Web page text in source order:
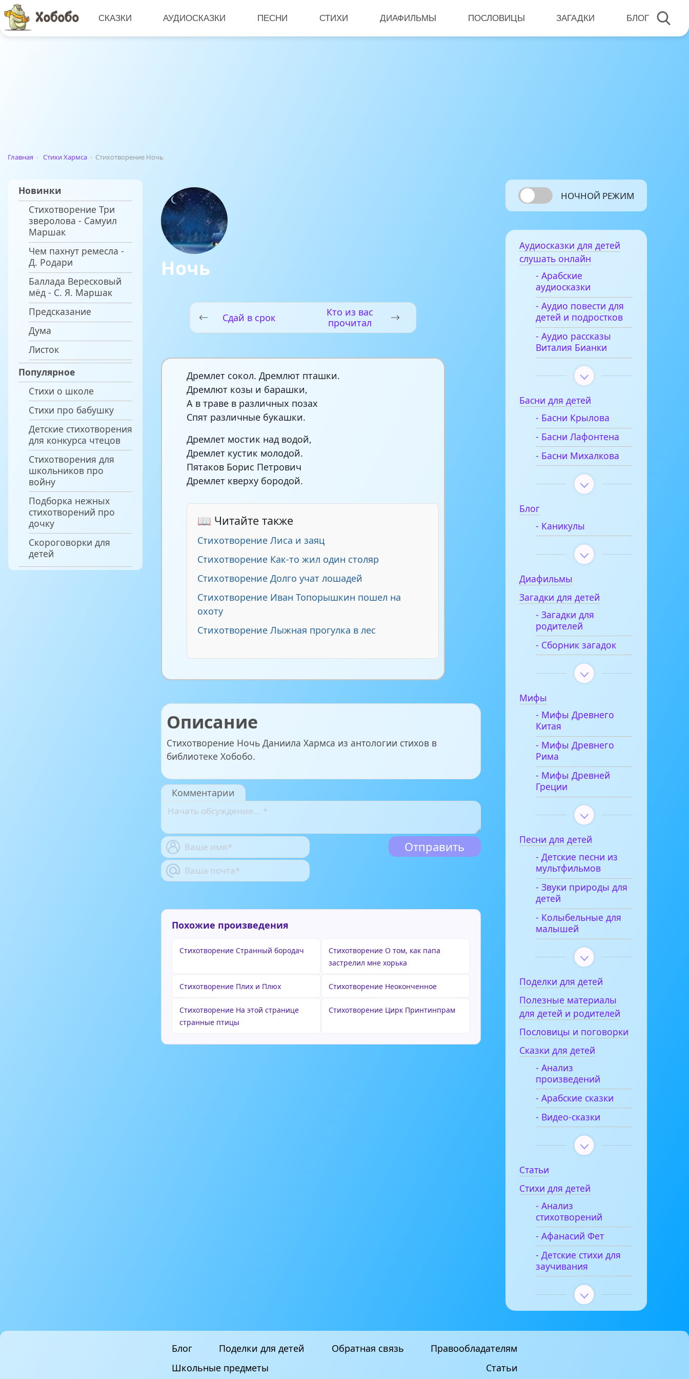
СКАЗКИ АУДИОСКАЗКИ ПЕСНИ СТИХИ ДИАФИЛЬМЫ ПОСЛОВИЦЫ ЗАГАДКИ БЛОГ
Главная › Стихи Хармса › Стихотворение Ночь
Новинки
Стихотворение Три
зверолова - Самуил
Маршак
Чем пахнут ремесла -
Д. Родари
Баллада Вересковый
мёд - С. Я. Маршак
Предсказание
Дума
Листок
Популярное
Стихи о школе
Стихи про бабушку
Детские стихотворения
для конкурса чтецов
Стихотворения для
школьников про
войну
Подборка нежных
стихотворений про
дочку
Скороговорки для
детей
Ночь
Сдай в срок
Кто из вас
прочитал
Дремлет сокол. Дремлют пташки.
Дремлют козы и барашки,
А в траве в различных позах
Спят различные букашки.
Дремлет мостик над водой,
Дремлет кустик молодой.
Пятаков Борис Петрович
Дремлет кверху бородой.
📖 Читайте также
Стихотворение Лиса и заяц
Стихотворение Как-то жил один столяр
Стихотворение Долго учат лошадей
Стихотворение Иван Топорышкин пошел на
охоту
Стихотворение Лыжная прогулка в лес
Описание
Стихотворение Ночь Даниила Хармса из антологии стихов в
библиотеке Хобобо.
Комментарии
Похожие произведения
Стихотворение Странный бородач
Стихотворение О том, как папа
застрелил мне хорька
Стихотворение Плих и Плюх Стихотворение Неоконченное
Стихотворение На этой странице
странные птицы
Стихотворение Цирк Принтинпрам
НОЧНОЙ РЕЖИМ
Аудиосказки для детей
слушать онлайн
- Арабские
аудиосказки
- Аудио повести для
детей и подростков
- Аудио рассказы
Виталия Бианки
Басни для детей
- Басни Крылова
- Басни Лафонтена
- Басни Михалкова
Блог
- Каникулы
Диафильмы
Загадки для детей
- Загадки для
родителей
- Сборник загадок
Мифы
- Мифы Древнего
Китая
- Мифы Древнего
Рима
- Мифы Древней
Греции
Песни для детей
- Детские песни из
мультфильмов
- Звуки природы для
детей
- Колыбельные для
малышей
Поделки для детей
Полезные материалы
для детей и родителей
Пословицы и поговорки
Сказки для детей
- Анализ
произведений
- Арабские сказки
- Видео-сказки
Статьи
Стихи для детей
- Анализ
стихотворений
- Афанасий Фет
- Детские стихи для
заучивания
Блог Поделки для детей Обратная связь
Правообладателям
Школьные предметы
Статьи